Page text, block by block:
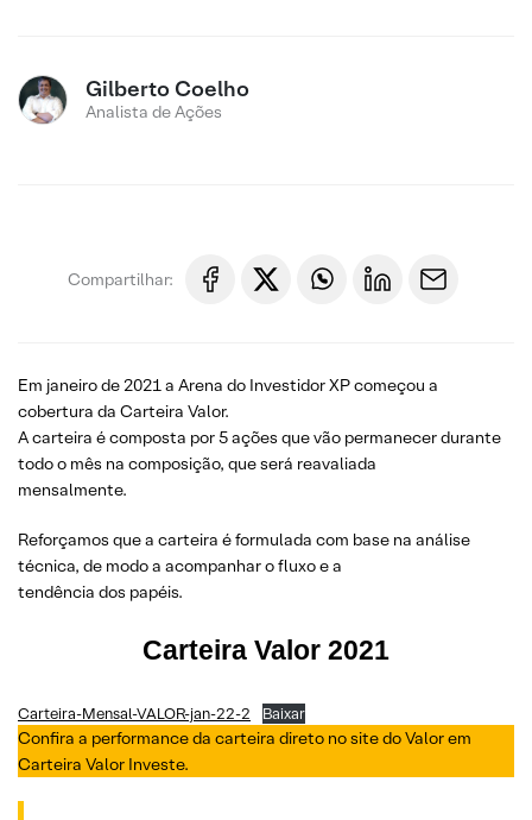
Gilberto Coelho
Analista de Ações
Compartilhar:
Em janeiro de 2021 a Arena do Investidor XP começou a
cobertura da Carteira Valor.
A carteira é composta por 5 ações que vão permanecer durante
todo o mês na composição, que será reavaliada
mensalmente.
Reforçamos que a carteira é formulada com base na análise
técnica, de modo a acompanhar o fluxo e a
tendência dos papéis.
Carteira Valor 2021
Carteira-Mensal-VALOR-jan-22-2 Baixar
Confira a performance da carteira direto no site do Valor em
Carteira Valor Investe.